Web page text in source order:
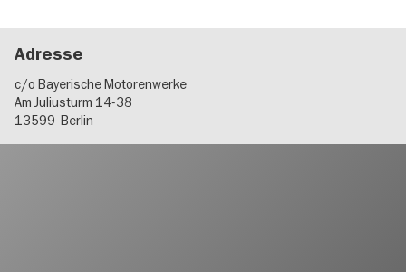
Adresse
c/o Bayerische Motorenwerke
Am Juliusturm 14-38
13599 Berlin